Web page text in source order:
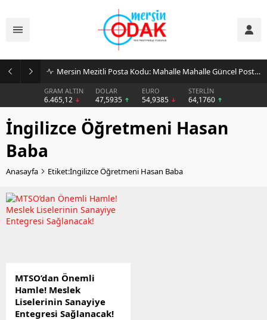
Mersin Mezitli Posta Kodu: Mahalle Mahalle Güncel Posta Kodu Rehberi
GRAM ALTIN
6.465,12
DOLAR
47,5935
EURO
54,9385
STERLİN
64,1760
İngilizce Öğretmeni Hasan
Baba
Anasayfa Etiket:İngilizce Öğretmeni Hasan Baba
MTSO’dan Önemli
Hamle! Meslek
Liselerinin Sanayiye
Entegresi Sağlanacak!